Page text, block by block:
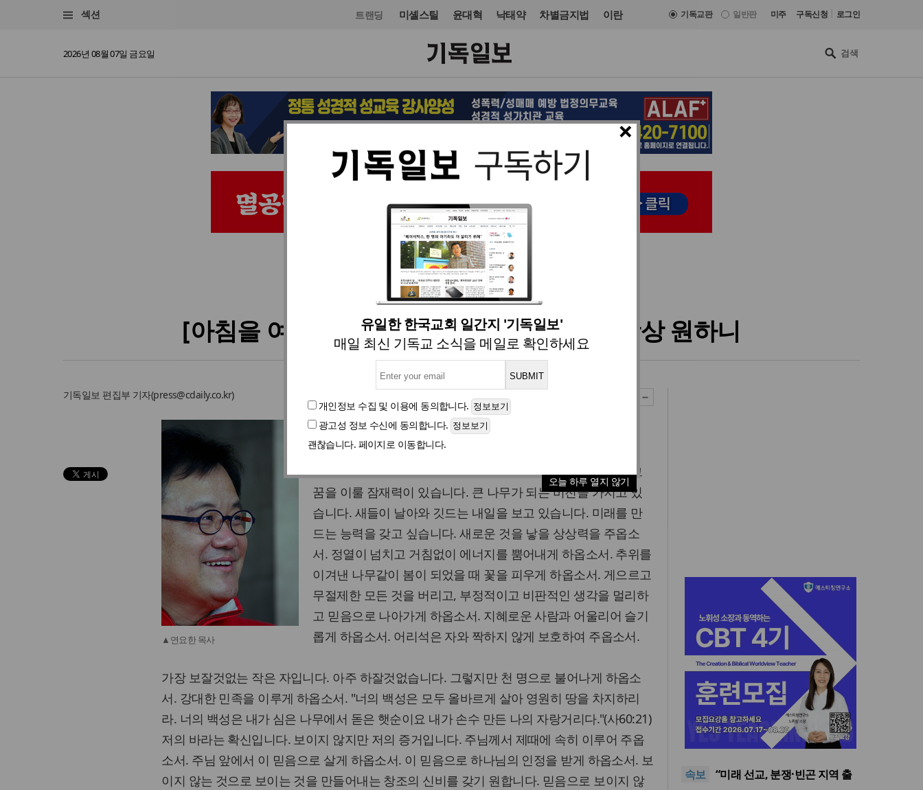
섹션 트랜딩 미셸스틸 윤대혁 낙태약 차별금지법 이란 기독교판 일반판 미주 구독신청 로그인
2026년 08월 07일 금요일
×
유일한 한국교회 일간지 '기독일보'
매일 최신 기독교 소식을 메일로 확인하세요
개인정보 수집 및 이용에 동의합니다.
광고성 정보 수신에 동의합니다.
괜찮습니다. 페이지로 이동합니다.
오늘 하루 열지 않기
교회일반 칼럼 입력 2016. 04. 28 07:26
[아침을 여는 기도] 주와 같이 되기를 내가 항상 원하니
기독일보 편집부 기자(press@cdaily.co.kr)
▲연요한 목사
사랑의 하나님!
겨자씨는 모든 씨앗 가운데 가장 작습니다. 그러나 꿈이 있고 그
꿈을 이룰 잠재력이 있습니다. 큰 나무가 되는 비전을 가지고 있
습니다. 새들이 날아와 깃드는 내일을 보고 있습니다. 미래를 만
드는 능력을 갖고 싶습니다. 새로운 것을 낳을 상상력을 주옵소
서. 정열이 넘치고 거침없이 에너지를 뿜어내게 하옵소서. 추위를
이겨낸 나무같이 봄이 되었을 때 꽃을 피우게 하옵소서. 게으르고
무절제한 모든 것을 버리고, 부정적이고 비판적인 생각을 멀리하
고 믿음으로 나아가게 하옵소서. 지혜로운 사람과 어울리어 슬기
롭게 하옵소서. 어리석은 자와 짝하지 않게 보호하여 주옵소서.
가장 보잘것없는 작은 자입니다. 아주 하잘것없습니다. 그렇지만 천 명으로 불어나게 하옵소
서. 강대한 민족을 이루게 하옵소서. "너의 백성은 모두 올바르게 살아 영원히 땅을 차지하리
라. 너의 백성은 내가 심은 나무에서 돋은 햇순이요 내가 손수 만든 나의 자랑거리다."(사60:21)
저의 바라는 확신입니다. 보이지 않지만 저의 증거입니다. 주님께서 제때에 속히 이루어 주옵
소서. 주님 앞에서 이 믿음으로 살게 하옵소서. 이 믿음으로 하나님의 인정을 받게 하옵소서. 보
이지 않는 것으로 보이는 것을 만들어내는 창조의 신비를 갖기 원합니다. 믿음으로 보이지 않
속보
[최원호 목사의 영혼의 양식 63]
말씀은 같은데 왜 열매는 다를
美 이민구금센터에 억류됐던
“미사일 속에서도 복음은 전해
“미래 선교, 분쟁·빈곤 지역 출